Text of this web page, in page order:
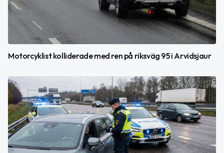
Motorcyklist kolliderade med ren på riksväg 95 i Arvidsjaur